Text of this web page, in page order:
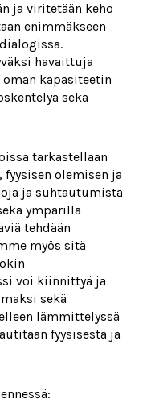
ja viritetään keho
enimmäkseen
havaittuja
kapasiteetin
sekä
tarkastellaan
olemisen ja
ja suhtautumista
ympärillä
tehdään
myös sitä
voi kiinnittyä ja
sekä
lämmittelyssä
fyysisestä ja